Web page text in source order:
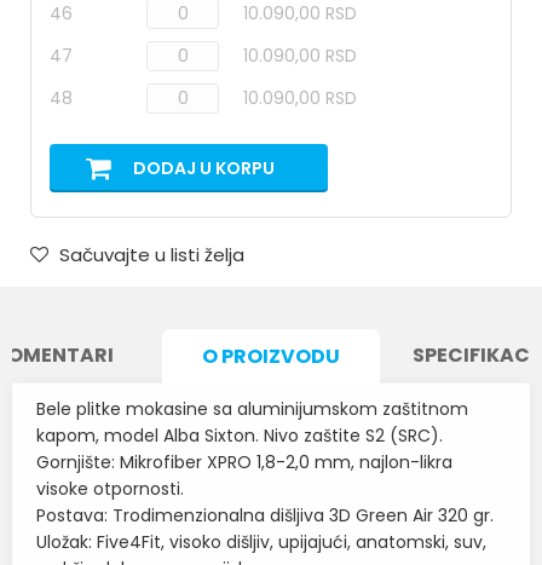
46
10.090,00 RSD
47
10.090,00 RSD
48
10.090,00 RSD
DODAJ U KORPU
Sačuvajte u listi želja
O PROIZVODU
Bele plitke mokasine sa aluminijumskom zaštitnom
kapom, model Alba Sixton. Nivo zaštite S2 (SRC).
Gornjište: Mikrofiber XPRO 1,8-2,0 mm, najlon-likra
visoke otpornosti.
Postava: Trodimenzionalna dišljiva 3D Green Air 320 gr.
Uložak: Five4Fit, visoko dišljiv, upijajući, anatomski, suv,